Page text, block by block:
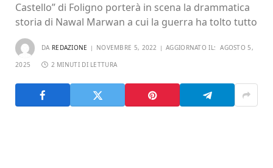
Castello” di Foligno porterà in scena la drammatica
storia di Nawal Marwan a cui la guerra ha tolto tutto
DA REDAZIONE NOVEMBRE 5, 2022 AGGIORNATO IL: AGOSTO 5,
2025 2 MINUTI DI LETTURA